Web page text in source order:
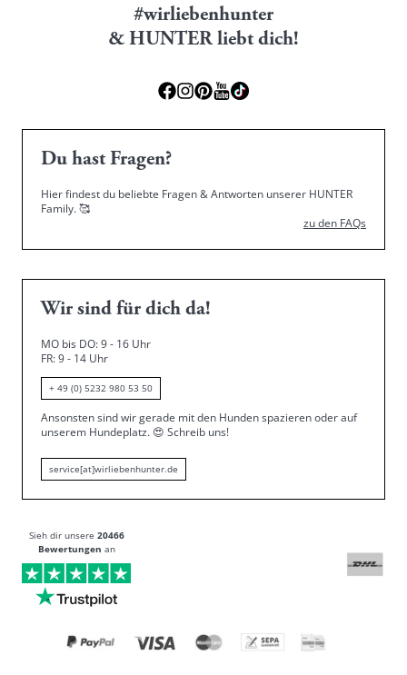
#wirliebenhunter
& HUNTER liebt dich!
Du hast Fragen?
Hier findest du beliebte Fragen & Antworten unserer HUNTER
Family.🥰
zu den FAQs
Wir sind für dich da!
MO bis DO: 9 - 16 Uhr
FR: 9 - 14 Uhr
+ 49 (0) 5232 980 53 50
Ansonsten sind wir gerade mit den Hunden spazieren oder auf
unserem Hundeplatz. 😍 Schreib uns!
service[at]wirliebenhunter.de
Sieh dir unsere 20466
Bewertungen an